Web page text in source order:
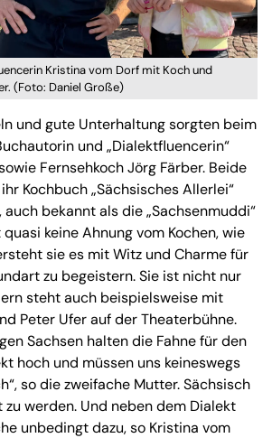
Kristina vom Dorf mit Koch und
(Foto: Daniel Große)
und gute Unterhaltung sorgten beim
und „Dialektfluencerin“
Fernsehkoch Jörg Färber. Beide
Kochbuch „Sächsisches Allerlei“
auch bekannt als die „Sachsenmuddi“
keine Ahnung vom Kochen, wie
sie es mit Witz und Charme für
zu begeistern. Sie ist nicht nur
steht auch beispielsweise mit
Peter Ufer auf der Theaterbühne.
Sachsen halten die Fahne für den
hoch und müssen uns keineswegs
so die zweifache Mutter. Sächsisch
werden. Und neben dem Dialekt
unbedingt dazu, so Kristina vom